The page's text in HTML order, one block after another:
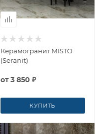
Керамогранит MISTO
(Seranit)
от3 850 ₽
КУПИТЬ